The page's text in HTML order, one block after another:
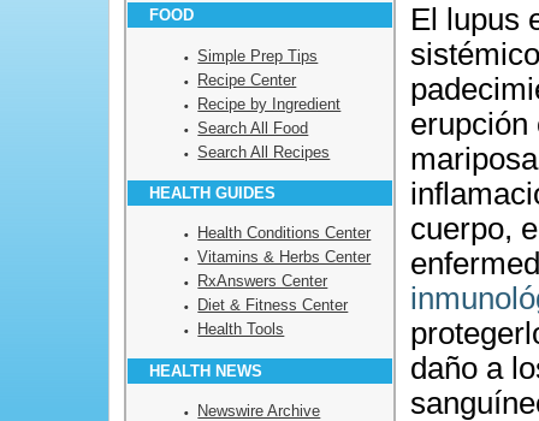
FOOD
Simple Prep Tips
Recipe Center
Recipe by Ingredient
Search All Food
Search All Recipes
HEALTH GUIDES
Health Conditions Center
Vitamins & Herbs Center
RxAnswers Center
Diet & Fitness Center
Health Tools
HEALTH NEWS
Newswire Archive
El lupus
erupción
cuerpo,
daño a